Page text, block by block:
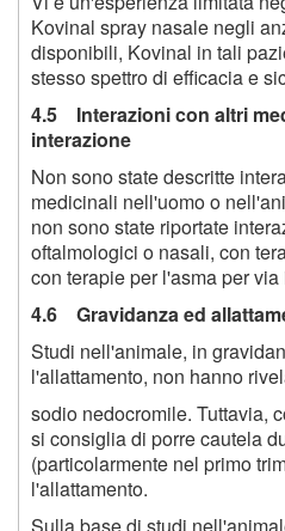
Kovinal spray nasale negli
disponibili, Kovinal in tali
stesso spettro di efficacia e
4.5 Interazioni con altri
interazione
Non sono state descritte
medicinali nell'uomo o
non sono state riportate
oftalmologici o nasali, con
con terapie per l'asma per
4.6 Gravidanza ed
Studi nell'animale, in
l'allattamento, non hanno
sodio nedocromile. Tuttavia,
si consiglia di porre cautela
(particolarmente nel primo
l'allattamento.